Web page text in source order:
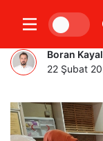
Fırınlara
Boran
22 Şubat